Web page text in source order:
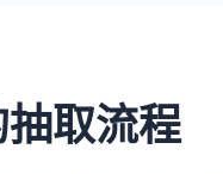
取流程